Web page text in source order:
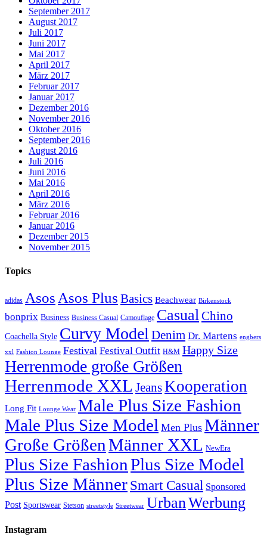
September 2017
August 2017
Juli 2017
Juni 2017
Mai 2017
April 2017
März 2017
Februar 2017
Januar 2017
Dezember 2016
November 2016
Oktober 2016
September 2016
August 2016
Juli 2016
Juni 2016
Mai 2016
April 2016
März 2016
Februar 2016
Januar 2016
Dezember 2015
November 2015
Topics
adidas Asos Asos Plus Basics Beachwear Birkenstock
bonprix Business Business Casual Camouflage CasualChino
Coachella Style Curvy Model Denim Dr. Martens engbers
xxl Fashion Lounge Festival Festival Outfit H&M Happy Size
Herrenmode große Größen
Herrenmode XXL JeansKooperation
Long Fit Lounge Wear Male Plus Size Fashion
Male Plus Size Model Men Plus Männer
Große GrößenMänner XXL NewEra
Plus Size FashionPlus Size Model
Plus Size MännerSmart Casual Sponsored
Post Sportswear Stetson streetstyle Streetwear UrbanWerbung
Instagram